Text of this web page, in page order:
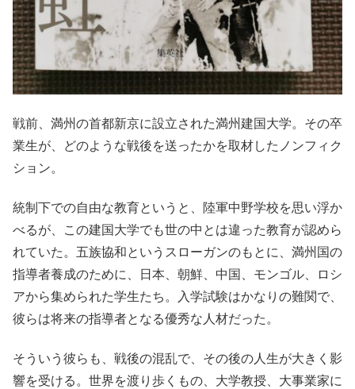
戦前、満州の首都新京に設立された満州建国大学。その卒
業生が、どのような戦後を送ったかを取材したノンフィク
ション。
統制下での自由な教育というと、陸軍中野学校を思い浮か
べるが、この建国大学でも世の中とは違った教育が認めら
れていた。五族協和というスローガンのもとに、満州国の
指導者養成のために、日本、朝鮮、中国、モンゴル、ロシ
アから集められた学生たち。入学試験はかなりの難関で、
彼らは将来の指導者となる優秀な人材だった。
そういう彼らも、戦後の混乱で、その後の人生が大きく影
響を受ける。世界を渡り歩くもの、大学教授、大事業家に